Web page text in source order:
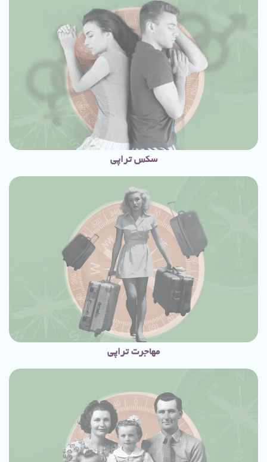
سکس تراپی
مهاجرت‌ تراپی